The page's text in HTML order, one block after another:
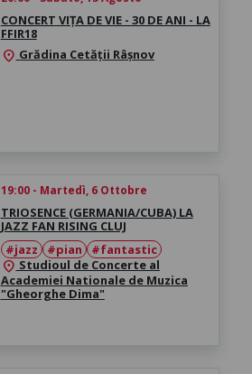
CONCERT VIȚA DE VIE - 30 DE ANI - LA
FFIR18
location_on Grădina Cetății Râșnov
19:00 - Martedì, 6 Ottobre
TRIOSENCE (GERMANIA/CUBA) LA
JAZZ FAN RISING CLUJ
#jazz
#pian #fantastic
location_on Studioul de Concerte al
Academiei Nationale de Muzica
"Gheorghe Dima"